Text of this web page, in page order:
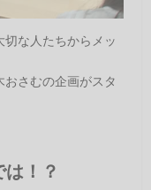
な人たちからメッ
さむの企画がスタ
！？